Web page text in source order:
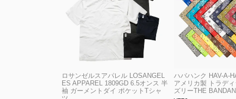
ロサンゼルスアパレル LOSANGEL
ES APPAREL 1809GD 6.5オンス 半
袖 ガーメントダイ ポケットTシャ
ハバハンク HAV-A-
アメリカ製 トラデ
ズリーTHE